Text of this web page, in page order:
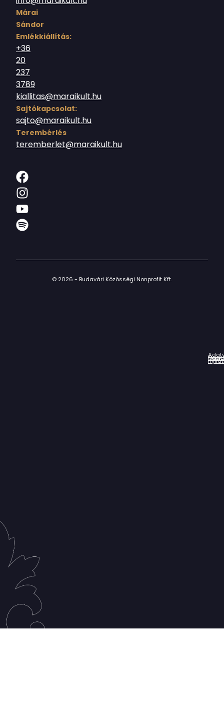
Márai
Sándor
Emlékkiállítás:
+36
20
237
3789
kiallitas@maraikult.hu
Sajtókapcsolat:
sajto@maraikult.hu
Terembérlés
teremberlet@maraikult.hu
© 2026 - Budavári Közösségi Nonprofit Kft.